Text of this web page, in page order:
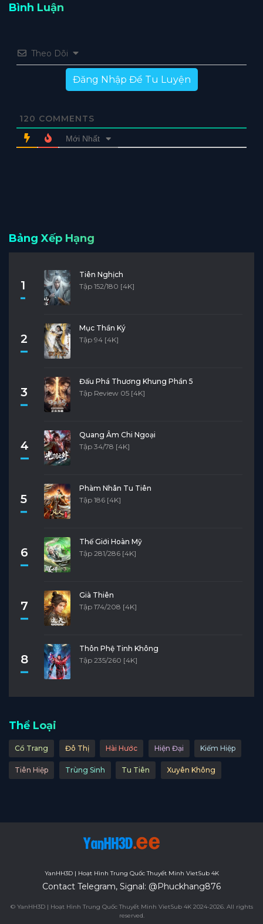
Bình Luận
Theo Dõi
Đăng Nhập Để Tu Luyện
120 COMMENTS
Mới Nhất
Bảng Xếp Hạng
1
Tiên Nghịch
Tập 152/180 [4K]
2
Mục Thần Ký
Tập 94 [4K]
3
Đấu Phá Thương Khung Phần 5
Tập Review 05 [4K]
4
Quang Âm Chi Ngoại
Tập 34/78 [4K]
5
Phàm Nhân Tu Tiên
Tập 186 [4K]
6
Thế Giới Hoàn Mỹ
Tập 281/286 [4K]
7
Già Thiên
Tập 174/208 [4K]
8
Thôn Phệ Tinh Không
Tập 235/260 [4K]
Thể Loại
Cổ Trang Đô Thị Hài Hước Hiện Đại Kiếm Hiệp
Tiên Hiệp Trùng Sinh Tu Tiên Xuyên Không
YanHH3D | Hoạt Hình Trung Quốc Thuyết Minh VietSub 4K
Contact Telegram, Signal: @Phuckhang876
© YanHH3D | Hoạt Hình Trung Quốc Thuyết Minh VietSub 4K 2024-2026. All rights
reserved.